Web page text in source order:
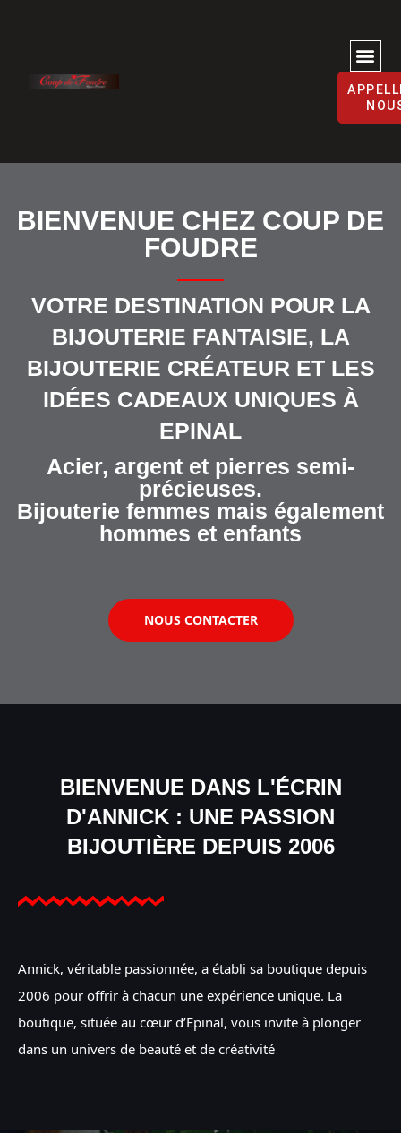
BIENVENUE CHEZ COUP DE
FOUDRE
VOTRE DESTINATION POUR LA
BIJOUTERIE FANTAISIE, LA
BIJOUTERIE CRÉATEUR ET LES
IDÉES CADEAUX UNIQUES À
EPINAL
Acier, argent et pierres semi-
précieuses.
Bijouterie femmes mais également
hommes et enfants
NOUS CONTACTER
BIENVENUE DANS L'ÉCRIN
D'ANNICK : UNE PASSION
BIJOUTIÈRE DEPUIS 2006
Annick, véritable passionnée, a établi sa boutique depuis
2006 pour offrir à chacun une expérience unique. La
boutique, située au cœur d’Epinal, vous invite à plonger
dans un univers de beauté et de créativité